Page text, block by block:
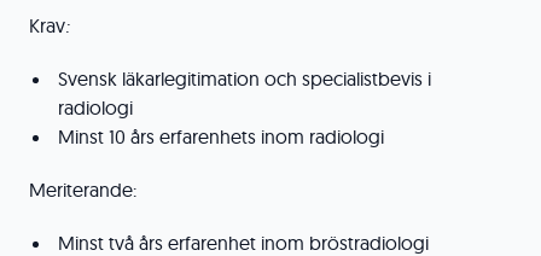
Krav:
Svensk läkarlegitimation och specialistbevis i
radiologi
Minst 10 års erfarenhets inom radiologi
Meriterande:
Minst två års erfarenhet inom bröstradiologi